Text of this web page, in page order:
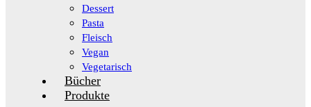
Dessert
Pasta
Fleisch
Vegan
Vegetarisch
Bücher
Produkte